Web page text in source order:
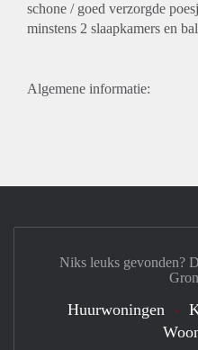
schone / goed verzorgde
minstens 2 slaapkamers en
Algemene informatie:
Niks leuks gevonden?
Huurwoningen